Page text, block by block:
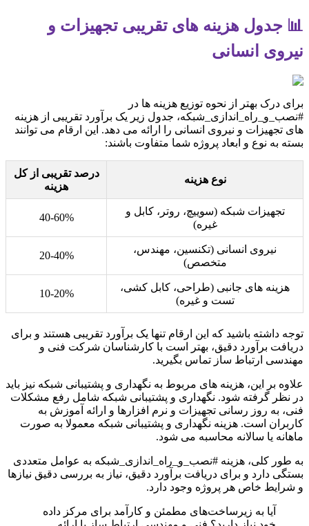
📊 جدول هزینه های تقریبی تجهیزات و
نیروی انسانی
برای درک بهتر از نحوه توزیع هزینه ها در
#نصب_و_راه_اندازی_شبکه، جدول زیر یک برآورد تقریبی از هزینه
های تجهیزات و نیروی انسانی را ارائه می دهد. این ارقام می توانند
بسته به نوع و ابعاد پروژه شما متفاوت باشند:
نوع هزینه
درصد تقریبی از کل
هزینه
تجهیزات شبکه (سوییچ، روتر، کابل و
غیره)
40-60%
نیروی انسانی (تکنسین، مهندس،
متخصص)
20-40%
هزینه های جانبی (طراحی، کابل کشی،
تست و غیره)
10-20%
توجه داشته باشید که این ارقام تنها یک برآورد تقریبی هستند و برای
دریافت برآورد دقیق، بهتر است با کارشناسان شرکت فنی و
مهندسی ارتباط ساز تماس بگیرید.
علاوه بر این، هزینه های مربوط به نگهداری و پشتیبانی شبکه نیز باید
در نظر گرفته شود. نگهداری و پشتیبانی شبکه شامل رفع مشکلات
فنی، به روز رسانی تجهیزات و نرم افزارها و ارائه آموزش به
کاربران است. هزینه نگهداری و پشتیبانی شبکه معمولا به صورت
ماهانه یا سالانه محاسبه می شود.
به طور کلی، هزینه #نصب_و_راه_اندازی_شبکه به عوامل متعددی
بستگی دارد و برای دریافت برآورد دقیق، نیاز به بررسی دقیق نیازها
و شرایط خاص هر پروژه وجود دارد.
آیا به زیرساخت‌های مطمئن و کارآمد برای مرکز داده